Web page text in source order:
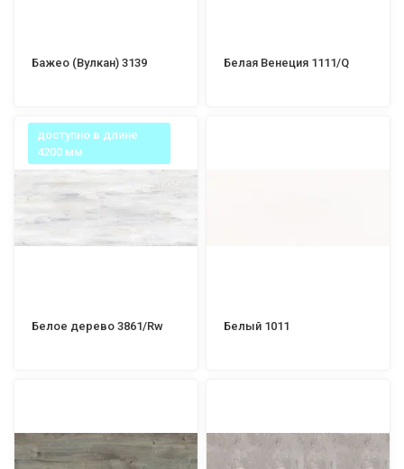
Бажео (Вулкан) 3139 Белая Венеция 1111/Q
доступно в длине
4200 мм
Белое дерево 3861/Rw Белый 1011